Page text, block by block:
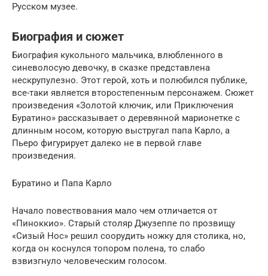
Русском музее.
Биография и сюжет
Биография кукольного мальчика, влюбленного в
синеволосую девочку, в сказке представлена
нескрупулезно. Этот герой, хоть и полюбился публике,
все-таки является второстепенным персонажем. Сюжет
произведения «Золотой ключик, или Приключения
Буратино» рассказывает о деревянной марионетке с
длинным носом, которую выстругал папа Карло, а
Пьеро фигурирует далеко не в первой главе
произведения.
Буратино и Папа Карло
Начало повествования мало чем отличается от
«Пиноккио». Старый столяр Джузеппе по прозвищу
«Сизый Нос» решил соорудить ножку для столика, но,
когда он коснулся топором полена, то слабо
взвизгнуло человеческим голосом.